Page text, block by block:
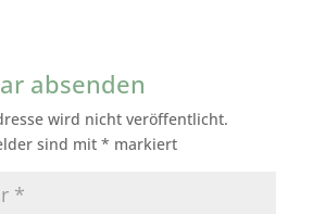
absenden
wird nicht veröffentlicht.
sind mit * markiert